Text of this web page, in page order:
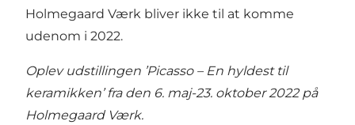
Holmegaard Værk bliver ikke til at komme
udenom i 2022.
Oplev udstillingen ’Picasso – En hyldest til
keramikken’ fra den 6. maj-23. oktober 2022 på
Holmegaard Værk.